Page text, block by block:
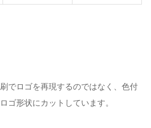
でロゴを再現するのではなく、色付
ゴ形状にカットしています。